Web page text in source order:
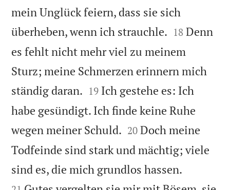
mein Unglück feiern, dass sie sich
überheben, wenn ich strauchle. 

18 Denn
es fehlt nicht mehr viel zu meinem
Sturz; meine Schmerzen erinnern mich
ständig daran. 

19 Ich gestehe es: Ich
habe gesündigt. Ich finde keine Ruhe
wegen meiner Schuld. 

20 Doch meine
Todfeinde sind stark und mächtig; viele
sind es, die mich grundlos hassen.